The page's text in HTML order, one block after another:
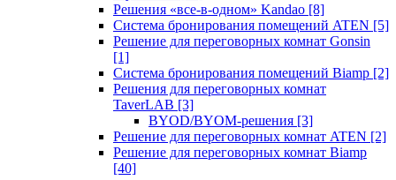
Решения «все-в-одном» Kandao [8]
Система бронирования помещений ATEN [5]
Решение для переговорных комнат Gonsin
[1]
Система бронирования помещений Biamp [2]
Решения для переговорных комнат
TaverLAB [3]
BYOD/BYOM-решения [3]
Решение для переговорных комнат ATEN [2]
Решение для переговорных комнат Biamp
[40]